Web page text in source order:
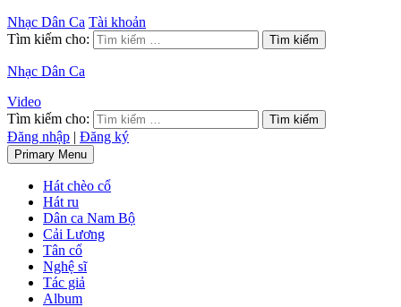
Nhạc Dân Ca Tài khoản
Tìm kiếm cho:
Nhạc Dân Ca
Video
Tìm kiếm cho:
Đăng nhập | Đăng ký
Primary Menu
Hát chèo cổ
Hát ru
Dân ca Nam Bộ
Cải Lương
Tân cổ
Nghệ sĩ
Tác giả
Album